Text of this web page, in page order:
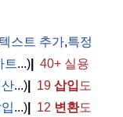
텍스트 추가,특정
트...)
40+ 실용
...) 19 삽입도
...) 12 변환도